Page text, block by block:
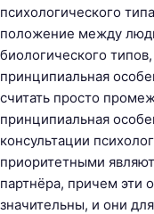
психологического
положение между
биологического
принципиальная
считать просто
принципиальная
консультации
приоритетными
партнёра, причем эти
значительны, и они